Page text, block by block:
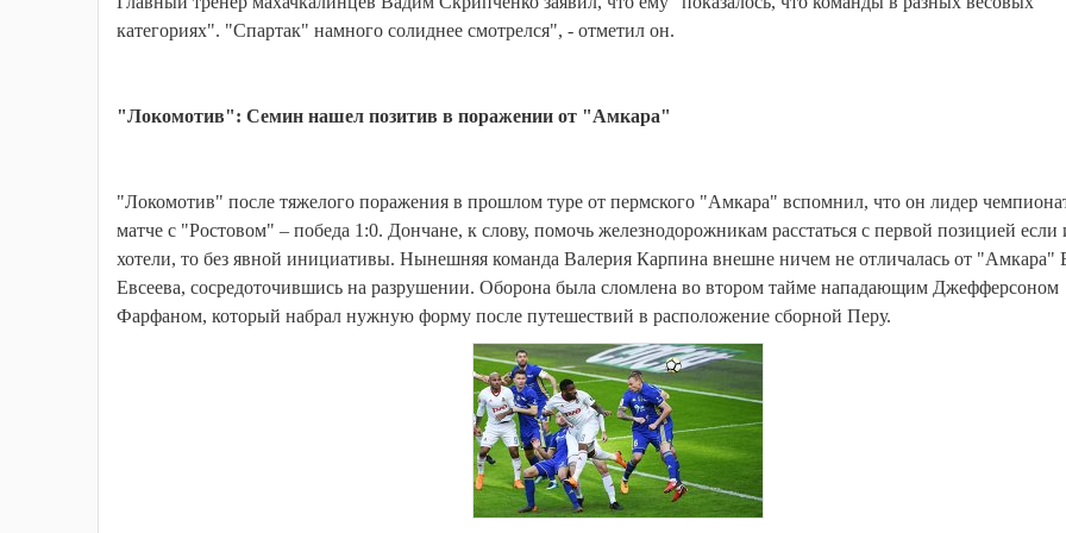
категориях". "Спартак" намного солиднее смотрелся", - отметил он.
"Локомотив": Семин нашел позитив в поражении от "Амкара"
"Локомотив" после тяжелого поражения в прошлом туре от пермского "Амкара" вспомнил, что он лидер
матче с "Ростовом" – победа 1:0. Дончане, к слову, помочь железнодорожникам расстаться с первой позицией если
хотели, то без явной инициативы. Нынешняя команда Валерия Карпина внешне ничем не отличалась от "Амкара"
Евсеева, сосредоточившись на разрушении. Оборона была сломлена во втором тайме нападающим Джефферсоном
Фарфаном, который набрал нужную форму после путешествий в расположение сборной Перу.